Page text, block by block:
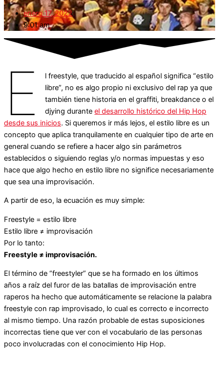
enero 17, 2022
9:01 am
E
l freestyle, que traducido al español significa “estilo
libre”, no es algo propio ni exclusivo del rap ya que
también tiene historia en el graffiti, breakdance o el
djying duranteel desarrollo histórico del Hip Hop
desde sus inicios. Si queremos ir más lejos, el estilo libre es un
concepto que aplica tranquilamente en cualquier tipo de arte en
general cuando se refiere a hacer algo sin parámetros
establecidos o siguiendo reglas y/o normas impuestas y eso
hace que algo hecho en estilo libre no significe necesariamente
que sea una improvisación.
A partir de eso, la ecuación es muy simple:
Freestyle = estilo libre
Estilo libre ≠ improvisación
Por lo tanto:
Freestyle ≠ improvisación.
El término de “freestyler” que se ha formado en los últimos
años a raíz del furor de las batallas de improvisación entre
raperos ha hecho que automáticamente se relacione la palabra
freestyle con rap improvisado, lo cual es correcto e incorrecto
al mismo tiempo. Una razón probable de estas suposiciones
incorrectas tiene que ver con el vocabulario de las personas
poco involucradas con el conocimiento Hip Hop.